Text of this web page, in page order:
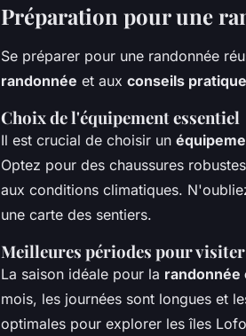
Préparation pour une
Se préparer pour une randonnée
randonnée et aux conseils
Choix de l'équipement essentiel
Il est crucial de choisir un
Optez pour des chaussures
aux conditions climatiques.
une carte des sentiers.
Meilleures périodes pour visiter
La saison idéale pour la randonnée
mois, les journées sont longues et
optimales pour explorer les îles